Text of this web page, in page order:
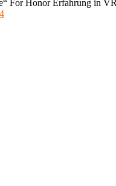
For Honor Erfahrung in